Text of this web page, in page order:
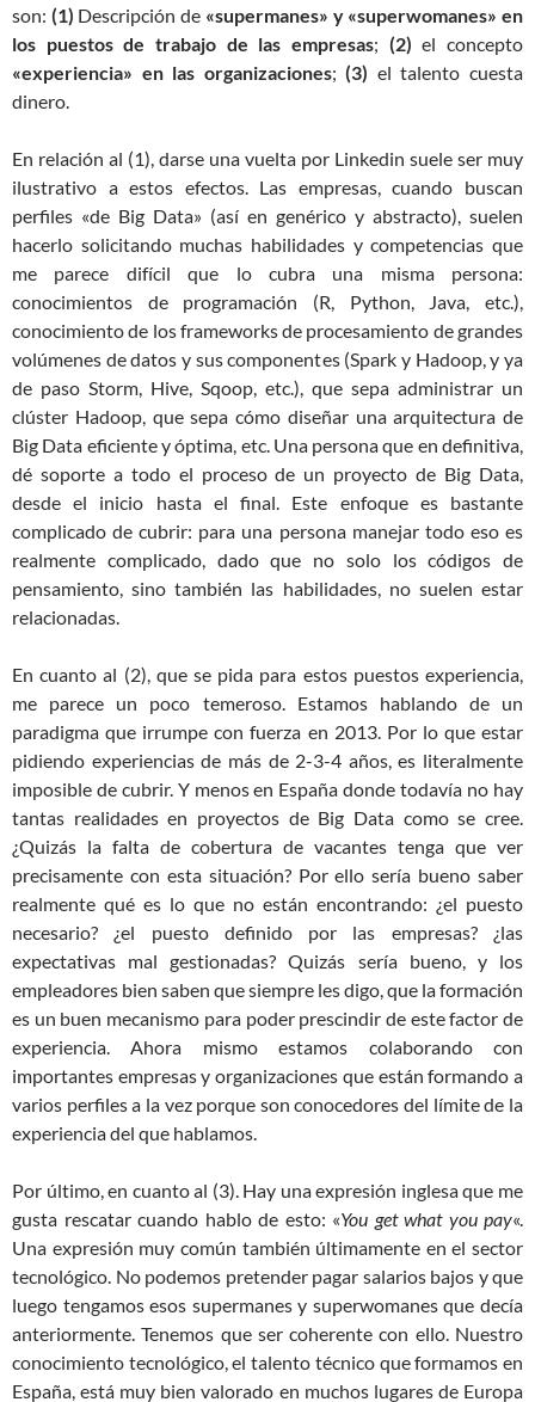
son: (1) Descripción de «supermanes» y «superwomanes» en
los puestos de trabajo de las empresas; (2) el concepto
«experiencia» en las organizaciones;(3) el talento cuesta
dinero.
En relación al (1), darse una vuelta por Linkedin suele ser muy
ilustrativo a estos efectos. Las empresas, cuando buscan
perfiles «de Big Data» (así en genérico y abstracto), suelen
hacerlo solicitando muchas habilidades y competencias que
me parece difícil que lo cubra una misma persona:
conocimientos de programación (R, Python, Java, etc.),
conocimiento de los frameworks de procesamiento de grandes
volúmenes de datos y sus componentes (Spark y Hadoop, y ya
de paso Storm, Hive, Sqoop, etc.), que sepa administrar un
clúster Hadoop, que sepa cómo diseñar una arquitectura de
Big Data eficiente y óptima, etc. Una persona que en definitiva,
dé soporte a todo el proceso de un proyecto de Big Data,
desde el inicio hasta el final. Este enfoque es bastante
complicado de cubrir: para una persona manejar todo eso es
realmente complicado, dado que no solo los códigos de
pensamiento, sino también las habilidades, no suelen estar
relacionadas.
En cuanto al (2), que se pida para estos puestos experiencia,
me parece un poco temeroso. Estamos hablando de un
paradigma que irrumpe con fuerza en 2013. Por lo que estar
pidiendo experiencias de más de 2-3-4 años, es literalmente
imposible de cubrir. Y menos en España donde todavía no hay
tantas realidades en proyectos de Big Data como se cree.
¿Quizás la falta de cobertura de vacantes tenga que ver
precisamente con esta situación? Por ello sería bueno saber
realmente qué es lo que no están encontrando: ¿el puesto
necesario? ¿el puesto definido por las empresas? ¿las
expectativas mal gestionadas? Quizás sería bueno, y los
empleadores bien saben que siempre les digo, que la formación
es un buen mecanismo para poder prescindir de este factor de
experiencia. Ahora mismo estamos colaborando con
importantes empresas y organizaciones que están formando a
varios perfiles a la vez porque son conocedores del límite de la
experiencia del que hablamos.
Por último, en cuanto al (3). Hay una expresión inglesa que me
gusta rescatar cuando hablo de esto: «You get what you pay«.
Una expresión muy común también últimamente en el sector
tecnológico. No podemos pretender pagar salarios bajos y que
luego tengamos esos supermanes y superwomanes que decía
anteriormente. Tenemos que ser coherente con ello. Nuestro
conocimiento tecnológico, el talento técnico que formamos en
España, está muy bien valorado en muchos lugares de Europa